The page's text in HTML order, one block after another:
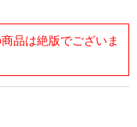
品は絶版でございま